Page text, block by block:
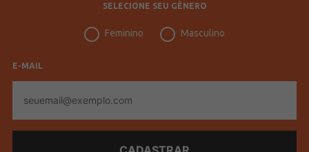
SELECIONE SEU GÊNERO
Feminino Masculino
E-MAIL
mail